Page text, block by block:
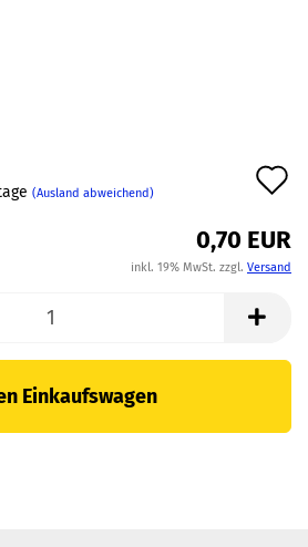
(Ausland abweichend)
0,70 EUR
inkl. 19% MwSt. zzgl. Versand
Einkaufswagen